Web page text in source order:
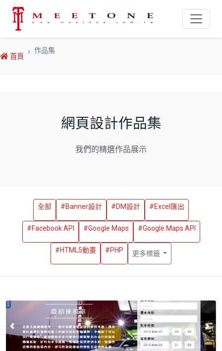
首頁
作品集
網頁設計作品集
我們的精選作品展示
全部 #Banner設計 #DM設計 #Excel匯出
#Facebook API #Google Maps #Google Maps API
#HTML5動畫 #PHP 更多標籤